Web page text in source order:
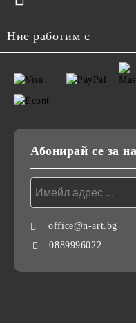
Ние работим с
Абонирай се за
office@n-art.bg
0889996022